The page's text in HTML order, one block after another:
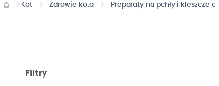
Kot Zdrowie kota Preparaty na pchły i kleszcze
Filtry